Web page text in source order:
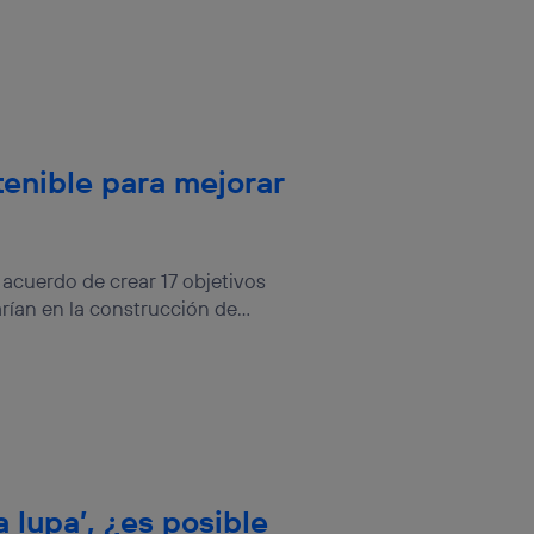
para mejorar
de crear 17 objetivos
en la construcción de...
lupa’, ¿es posible
que